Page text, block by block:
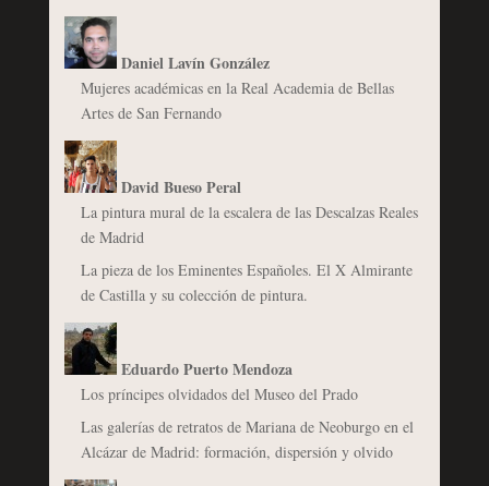
Daniel Lavín González
Mujeres académicas en la Real Academia de Bellas
Artes de San Fernando
David Bueso Peral
La pintura mural de la escalera de las Descalzas Reales
de Madrid
La pieza de los Eminentes Españoles. El X Almirante
de Castilla y su colección de pintura.
Eduardo Puerto Mendoza
Los príncipes olvidados del Museo del Prado
Las galerías de retratos de Mariana de Neoburgo en el
Alcázar de Madrid: formación, dispersión y olvido